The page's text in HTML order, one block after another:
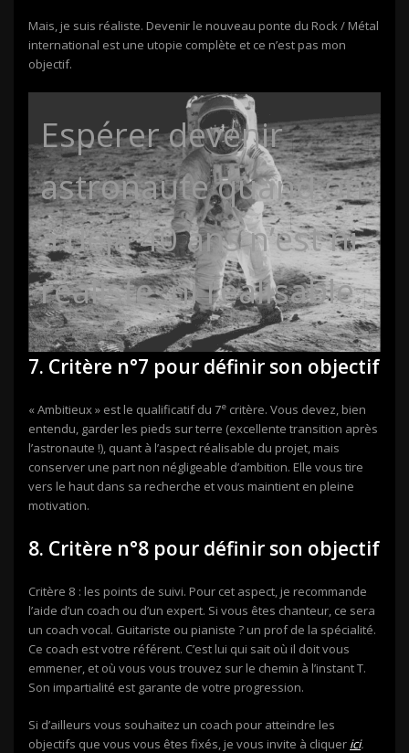
Mais, je suis réaliste. Devenir le nouveau ponte du Rock / Métal
international est une utopie complète et ce n’est pas mon
objectif.
Espérer devenir
astronaute quand on
a déjà 40 ans n’est ni
réaliste, ni réalisable.
7. Critère n°7 pour définir son objectif
« Ambitieux » est le qualificatif du 7e critère. Vous devez, bien
entendu, garder les pieds sur terre (excellente transition après
l’astronaute !), quant à l’aspect réalisable du projet, mais
conserver une part non négligeable d’ambition. Elle vous tire
vers le haut dans sa recherche et vous maintient en pleine
motivation.
8. Critère n°8 pour définir son objectif
Critère 8 : les points de suivi. Pour cet aspect, je recommande
l’aide d’un coach ou d’un expert. Si vous êtes chanteur, ce sera
un coach vocal. Guitariste ou pianiste ? un prof de la spécialité.
Ce coach est votre référent. C’est lui qui sait où il doit vous
emmener, et où vous vous trouvez sur le chemin à l’instant T.
Son impartialité est garante de votre progression.
Si d’ailleurs vous souhaitez un coach pour atteindre les
objectifs que vous vous êtes fixés, je vous invite à cliquer ici.